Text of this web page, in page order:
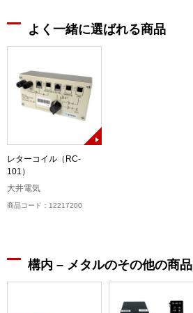
よく一緒に選ばれる商品
レターコイル（RC-
101）
大井電気
商品コード：12217200
構内 – メタルのその他の商品